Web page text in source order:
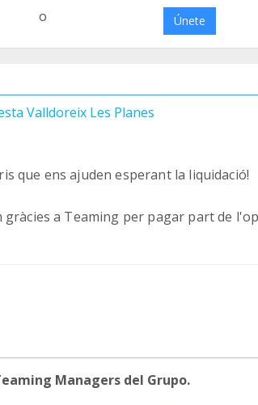
o Únete
Valldoreix Les Planes
que ens ajuden esperant la liquidació!
a Teaming per pagar part de
Managers del Grupo.